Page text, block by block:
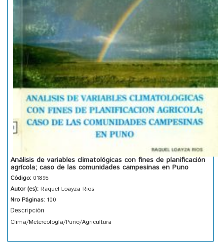
Análisis de variables climatológicas con fines de planificación
agrícola; caso de las comunidades campesinas en Puno
Código: 01895
Autor (es): Raquel Loayza Rios
Nro Páginas: 100
Descripción
Clima/Metereología/Puno/Agricultura